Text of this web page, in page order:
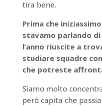
tira bene.
Prima che
stavamo parlando
l’anno riuscite a
studiare squadre
che potreste
Siamo molto
però capita che